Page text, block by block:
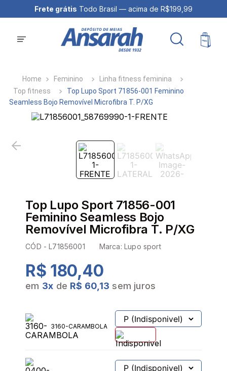
Frete grátis Todo Brasil — acima de R$199,99
Feminino
Linha fitness feminina
Top fitness
Top Lupo Sport 71856-001 Feminino
Seamless Bojo Removível Microfibra T. P/XG
Top Lupo Sport 71856-001
Feminino Seamless Bojo
Removível Microfibra T. P/XG
CÓD -L71856001 Marca:Lupo sport
R$ 180,40
em 3x de R$ 60,13 sem juros
3160-CARAMBOLA